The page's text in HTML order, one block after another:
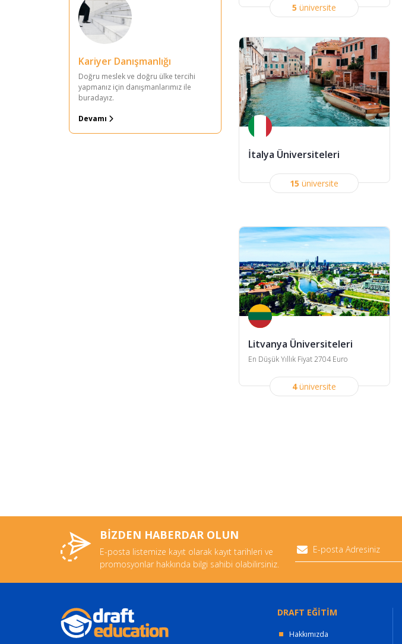
Kariyer Danışmanlığı
Doğru meslek ve doğru ülke tercihi
yapmanız için danışmanlarımız ile
buradayız.
Devamı
5 üniversite
İtalya Üniversiteleri
15 üniversite
Litvanya Üniversiteleri
En Düşük Yıllık Fiyat 2704 Euro
4üniversite
BİZDEN HABERDAR OLUN
E-posta listemize kayıt olarak kayıt tarihleri ve
promosyonlar hakkında bilgi sahibi olabilirsiniz.
DRAFT EĞİTİM
Hakkımızda